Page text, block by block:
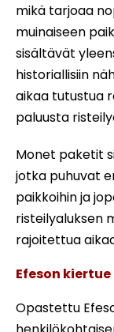
mikä tarjoaa
muinaiseen
sisältävät
historiallisiin
aikaa tutustua
paluusta
Monet paketit
jotka puhuvat
paikkoihin ja
risteilyaluksen
rajoitettua
Efeson kiertue
Opastettu